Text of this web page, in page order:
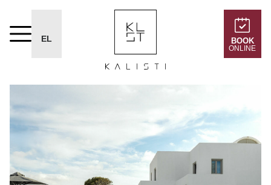
EL BOOK
ONLINE